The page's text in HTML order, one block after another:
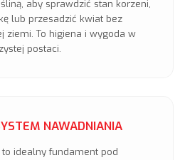
aby sprawdzić stan korzeni,
lub przesadzić kwiat bez
ziemi. To higiena i wygoda w
postaci.
NAWADNIANIA
to idealny fundament pod